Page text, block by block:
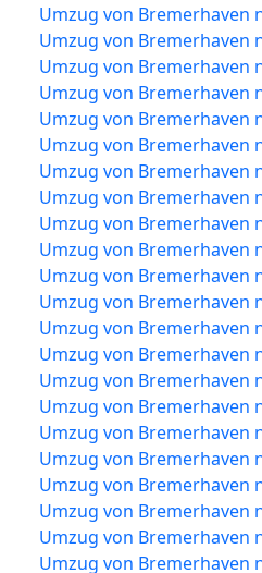
Umzug von Bremerhaven
Umzug von Bremerhaven
Umzug von Bremerhaven
Umzug von Bremerhaven
Umzug von Bremerhaven
Umzug von Bremerhaven
Umzug von Bremerhaven
Umzug von Bremerhaven
Umzug von Bremerhaven
Umzug von Bremerhaven
Umzug von Bremerhaven
Umzug von Bremerhaven
Umzug von Bremerhaven
Umzug von Bremerhaven
Umzug von Bremerhaven
Umzug von Bremerhaven
Umzug von Bremerhaven
Umzug von Bremerhaven
Umzug von Bremerhaven
Umzug von Bremerhaven
Umzug von Bremerhaven
Umzug von Bremerhaven